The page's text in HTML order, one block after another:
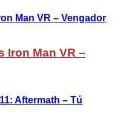
Iron Man VR –